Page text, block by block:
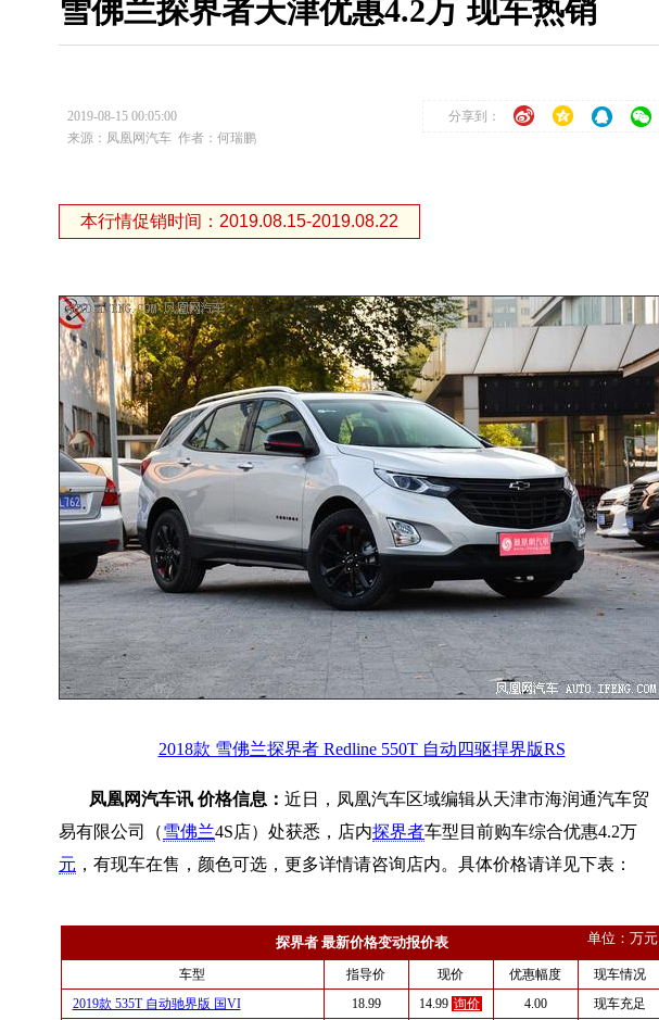
雪佛兰探界者天津优惠4.2万 现车热销
2019-08-15 00:05:00
分享到：
来源：凤凰网汽车 作者：何瑞鹏
本行情促销时间：2019.08.15-2019.08.22
2018款 雪佛兰探界者 Redline 550T 自动四驱捍界版RS
凤凰网汽车讯 价格信息： 近日，凤凰汽车区域编辑从天津市海润通汽车贸
易有限公司（雪佛兰4S店）处获悉，店内探界者车型目前购车综合优惠4.2万
元 ，有现车在售，颜色可选，更多详情请咨询店内。具体价格请详见下表：
探界者 最新价格变动报价表 单位：万元
车型 指导价 现价 优惠幅度
现车情况
2019款 535T 自动驰界版 国VI
18.99 14.99 询价 4.00
现车充足